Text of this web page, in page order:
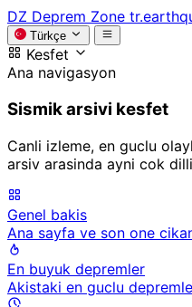
DZ Deprem Zone
Türkçe
Kesfet
Ana navigasyon
Sismik arsivi kesfet
Canli izleme, en guclu
arsiv arasinda ayni cok
Genel bakis
Ana sayfa ve son one
En buyuk depremler
Akistaki en guclu